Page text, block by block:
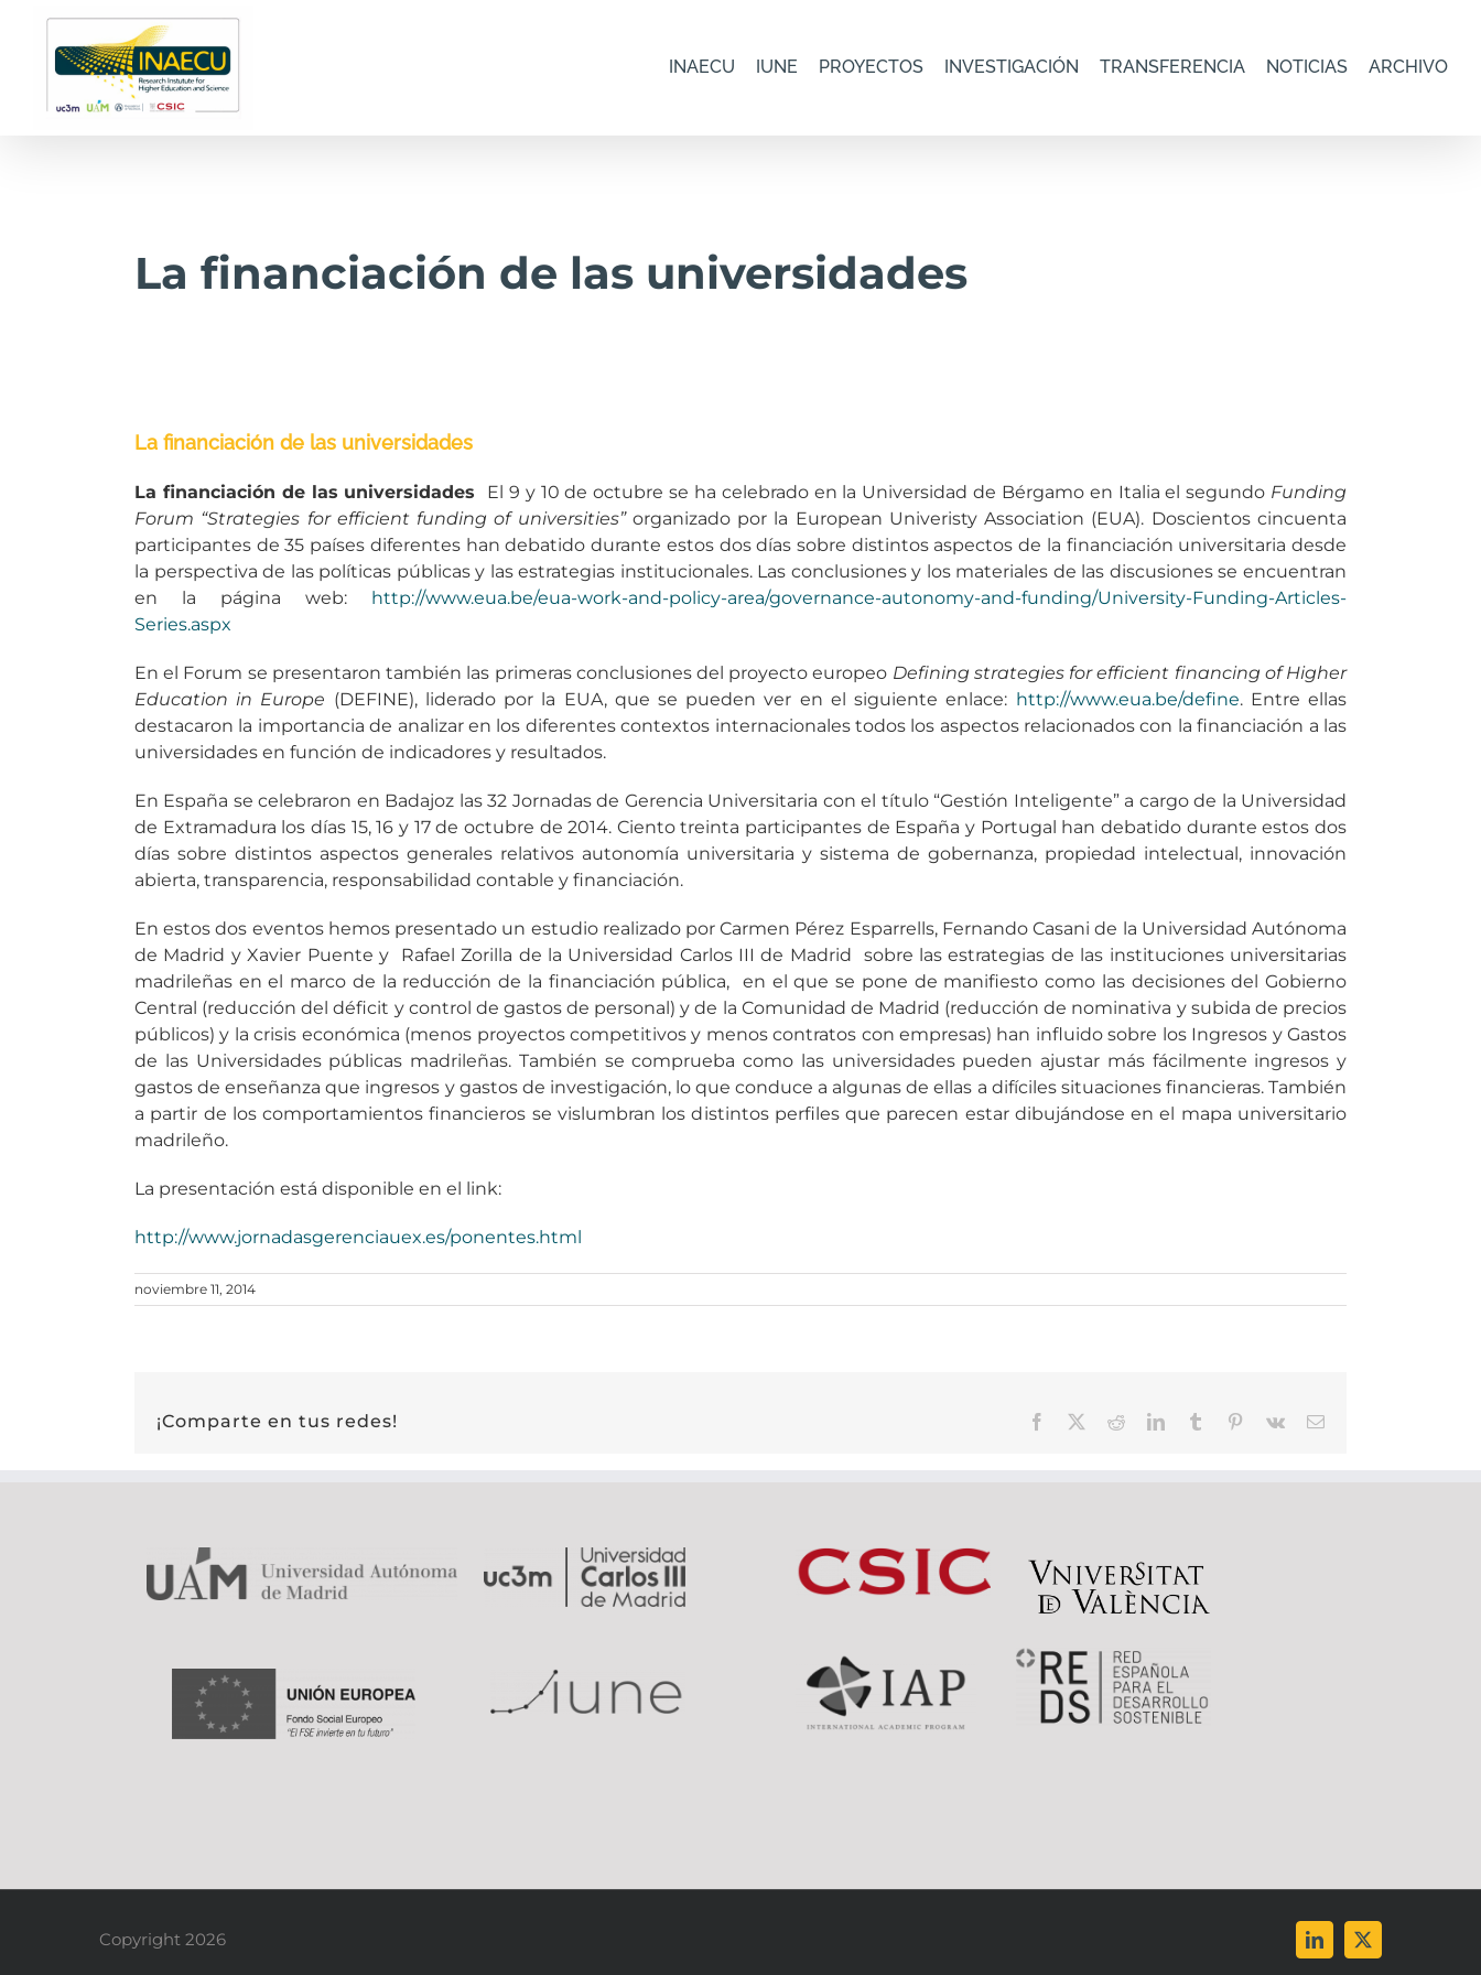
contenido
INAECU IUNE PROYECTOS INVESTIGACIÓN TRANSFERENCIA NOTICIAS ARCHIVO
La financiación de las universidades
La financiación de las universidades
La financiación de las universidades El 9 y 10 de octubre se ha celebrado en la Universidad de Bérgamo en Italia el segundo Funding
Forum “Strategies for efficient funding of universities”organizado por la European Univeristy Association (EUA). Doscientos cincuenta
participantes de 35 países diferentes han debatido durante estos dos días sobre distintos aspectos de la financiación universitaria desde
la perspectiva de las políticas públicas y las estrategias institucionales. Las conclusiones y los materiales de las discusiones se encuentran
en la página web: http://www.eua.be/eua-work-and-policy-area/governance-autonomy-and-funding/University-Funding-Articles-
Series.aspx
En el Forum se presentaron también las primeras conclusiones del proyecto europeo Defining strategies for efficient financing of Higher
Education in Europe (DEFINE), liderado por la EUA, que se pueden ver en el siguiente enlace: http://www.eua.be/define. Entre ellas
destacaron la importancia de analizar en los diferentes contextos internacionales todos los aspectos relacionados con la financiación a las
universidades en función de indicadores y resultados.
En España se celebraron en Badajoz las 32 Jornadas de Gerencia Universitaria con el título “Gestión Inteligente” a cargo de la Universidad
de Extramadura los días 15, 16 y 17 de octubre de 2014. Ciento treinta participantes de España y Portugal han debatido durante estos dos
días sobre distintos aspectos generales relativos autonomía universitaria y sistema de gobernanza, propiedad intelectual, innovación
abierta, transparencia, responsabilidad contable y financiación.
En estos dos eventos hemos presentado un estudio realizado por Carmen Pérez Esparrells, Fernando Casani de la Universidad Autónoma
de Madrid y Xavier Puente y Rafael Zorilla de la Universidad Carlos III de Madrid sobre las estrategias de las instituciones universitarias
madrileñas en el marco de la reducción de la financiación pública, en el que se pone de manifiesto como las decisiones del Gobierno
Central (reducción del déficit y control de gastos de personal) y de la Comunidad de Madrid (reducción de nominativa y subida de precios
públicos) y la crisis económica (menos proyectos competitivos y menos contratos con empresas) han influido sobre los Ingresos y Gastos
de las Universidades públicas madrileñas. También se comprueba como las universidades pueden ajustar más fácilmente ingresos y
gastos de enseñanza que ingresos y gastos de investigación, lo que conduce a algunas de ellas a difíciles situaciones financieras. También
a partir de los comportamientos financieros se vislumbran los distintos perfiles que parecen estar dibujándose en el mapa universitario
madrileño.
La presentación está disponible en el link:
http://www.jornadasgerenciauex.es/ponentes.html
noviembre 11, 2014
¡Comparte en tus redes! Facebook RedditLinkedInTumblr Pinterest
Vk
Correo
Copyright 2026 LinkedIn
X